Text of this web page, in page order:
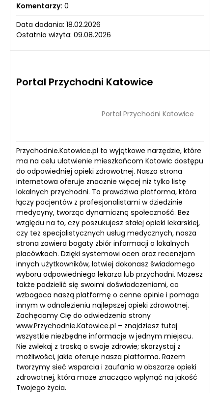
Komentarzy: 0
Data dodania: 18.02.2026
Ostatnia wizyta: 09.08.2026
Portal Przychodni Katowice
Portal Przychodni Katowice
Przychodnie.Katowice.pl to wyjątkowe narzędzie, które
ma na celu ułatwienie mieszkańcom Katowic dostępu
do odpowiedniej opieki zdrowotnej. Nasza strona
internetowa oferuje znacznie więcej niż tylko listę
lokalnych przychodni. To prawdziwa platforma, która
łączy pacjentów z profesjonalistami w dziedzinie
medycyny, tworząc dynamiczną społeczność. Bez
względu na to, czy poszukujesz stałej opieki lekarskiej,
czy też specjalistycznych usług medycznych, nasza
strona zawiera bogaty zbiór informacji o lokalnych
placówkach. Dzięki systemowi ocen oraz recenzjom
innych użytkowników, łatwiej dokonasz świadomego
wyboru odpowiedniego lekarza lub przychodni. Możesz
także podzielić się swoimi doświadczeniami, co
wzbogaca naszą platformę o cenne opinie i pomaga
innym w odnalezieniu najlepszej opieki zdrowotnej.
Zachęcamy Cię do odwiedzenia strony
www.Przychodnie.Katowice.pl – znajdziesz tutaj
wszystkie niezbędne informacje w jednym miejscu.
Nie zwlekaj z troską o swoje zdrowie; skorzystaj z
możliwości, jakie oferuje nasza platforma. Razem
tworzymy sieć wsparcia i zaufania w obszarze opieki
zdrowotnej, która może znacząco wpłynąć na jakość
Twojego życia.